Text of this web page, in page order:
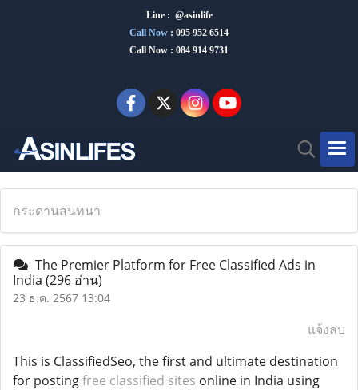
Line : @asinlife
Call Now : 095 952 6514
Call Now : 084 914 9731
กระดานสนทนา
The Premier Platform for Free Classified Ads in
India (296 อ่าน)
23 ธ.ค. 2567 13:04
แจ้งลบ
This is ClassifiedSeo, the first and ultimate destination
for postingfree classified sites online in India using